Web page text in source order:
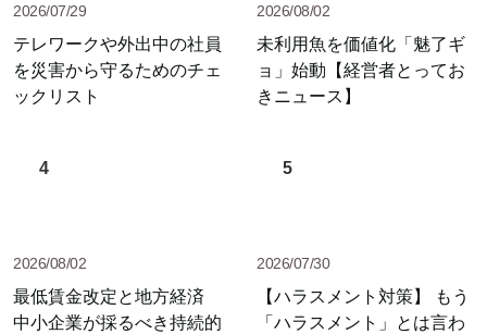
2026/07/29
テレワークや外出中の社員
を災害から守るためのチェ
ックリスト
2026/08/02
未利用魚を価値化「魅了ギ
ョ」始動【経営者とってお
きニュース】
4
2026/08/02
最低賃金改定と地方経済
中小企業が採るべき持続的
5
2026/07/30
【ハラスメント対策】 もう
「ハラスメント」とは言わ